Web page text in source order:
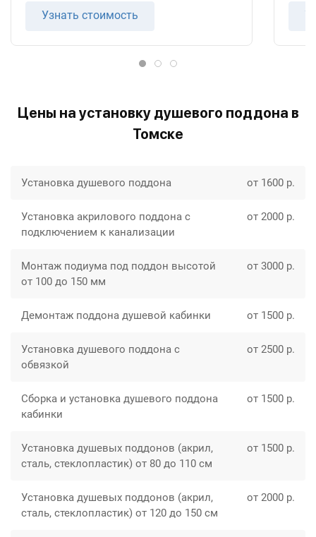
Узнать стоимость
Цены на установку душевого поддона в
Томске
Установка душевого поддона от 1600 р.
Установка акрилового поддона с
подключением к канализации
от 2000 р.
Монтаж подиума под поддон высотой
от 100 до 150 мм
от 3000 р.
Демонтаж поддона душевой кабинки от 1500 р.
Установка душевого поддона с
обвязкой
от 2500 р.
Сборка и установка душевого поддона
кабинки
от 1500 р.
Установка душевых поддонов (акрил,
сталь, стеклопластик) от 80 до 110 см
от 1500 р.
Установка душевых поддонов (акрил,
сталь, стеклопластик) от 120 до 150 см
от 2000 р.